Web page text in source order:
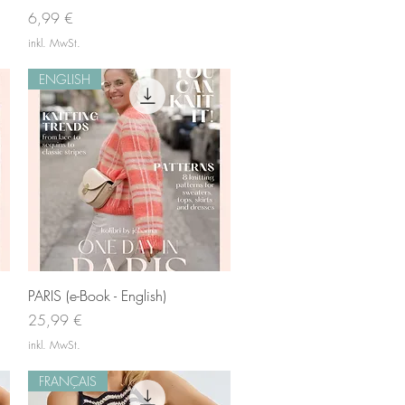
Preis
6,99 €
inkl. MwSt.
Schnellansicht
ENGLISH
PARIS (e-Book - English)
Preis
25,99 €
inkl. MwSt.
FRANÇAIS